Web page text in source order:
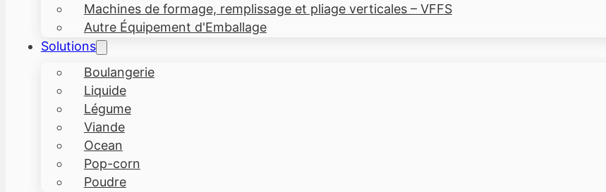
Machines de formage, remplissage et pliage verticales – VFFS
Autre Équipement d'Emballage
Solutions
Boulangerie
Liquide
Légume
Viande
Ocean
Pop-corn
Poudre